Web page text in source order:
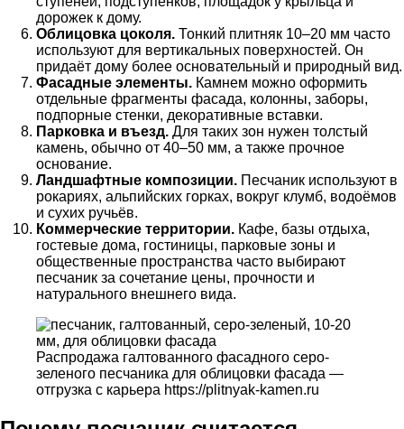
дорожек к дому.
Облицовка цоколя. Тонкий плитняк 10–20 мм часто
используют для вертикальных поверхностей. Он
придаёт дому более основательный и природный вид.
Фасадные элементы. Камнем можно оформить
отдельные фрагменты фасада, колонны, заборы,
подпорные стенки, декоративные вставки.
Парковка и въезд. Для таких зон нужен толстый
камень, обычно от 40–50 мм, а также прочное
основание.
Ландшафтные композиции. Песчаник используют в
рокариях, альпийских горках, вокруг клумб, водоёмов
и сухих ручьёв.
Коммерческие территории. Кафе, базы отдыха,
гостевые дома, гостиницы, парковые зоны и
общественные пространства часто выбирают
песчаник за сочетание цены, прочности и
натурального внешнего вида.
Распродажа галтованного фасадного серо-
зеленого песчаника для облицовки фасада —
отгрузка с карьера https://plitnyak-kamen.ru